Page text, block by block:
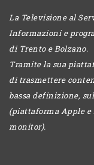
La Televisione al
Informazioni e
di Trento e Bolzano.
Tramite la sua
di trasmettere
bassa definizione,
(piattaforma Apple e
monitor).